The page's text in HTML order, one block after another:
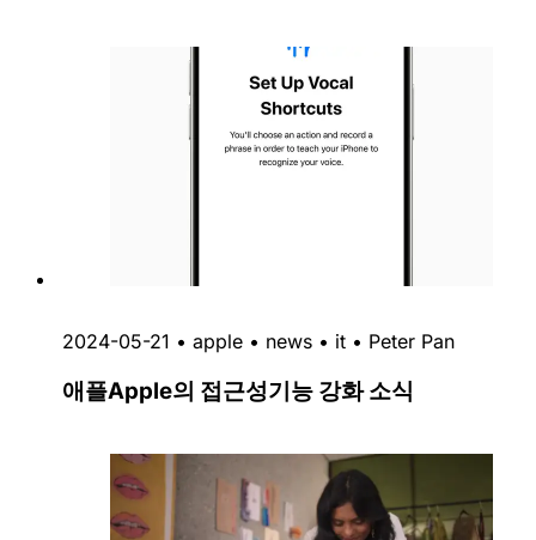
2024-05-21 • apple • news • it • Peter Pan
애플Apple의 접근성기능 강화 소식